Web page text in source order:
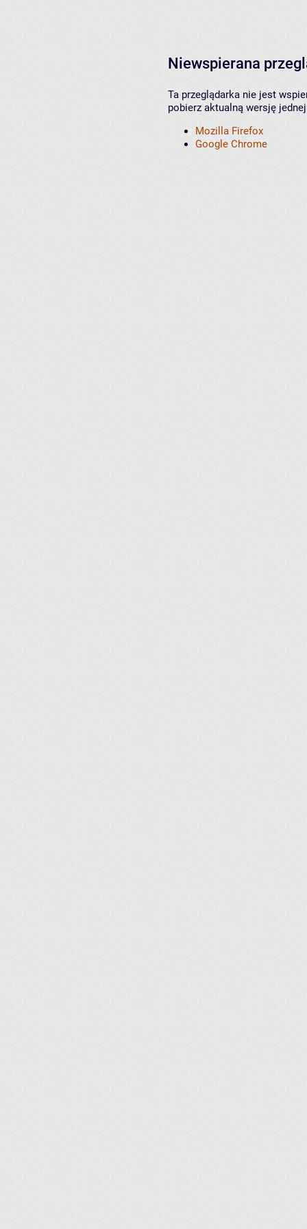
Niewspierana
Ta przeglądarka nie jest
pobierz aktualną wersję
Mozilla Firefox
Google Chrome